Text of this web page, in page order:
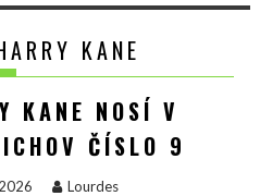
KANE
KANE NOSÍ V
ČÍSLO 9
Lourdes